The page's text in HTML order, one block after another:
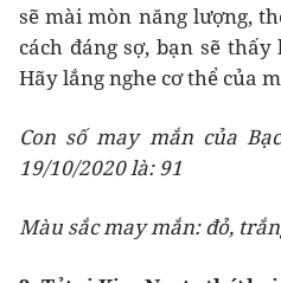
sẽ mài mòn năng lượng,
cách đáng sợ, bạn sẽ
Hãy lắng nghe cơ thể của
Con số may mắn của
19/10/2020 là: 91
Màu sắc may mắn: đỏ,